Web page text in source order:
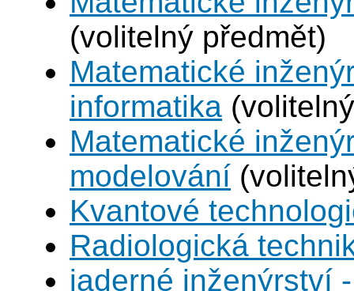
(volitelný předmět)
Matematické
informatika
Matematické
modelování
Kvantové
Radiologická
jaderné inženýrství